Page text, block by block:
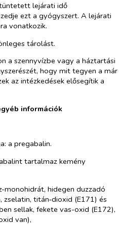
lejárati idő
ezt a gyógyszert. A lejárati
vonatkozik.
tárolást.
a szennyvízbe vagy a háztartási
hogy mit tegyen a már
az intézkedések elősegítik a
információk
a pregabalin.
tartalmaz kemény
monohidrát, hidegen duzzadó
zselatin, titán‑dioxid (E171) és
sellak, fekete vas-oxid (E172),
van),